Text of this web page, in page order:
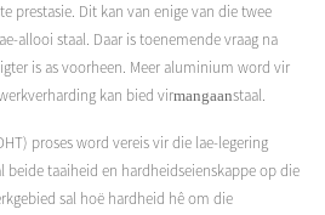
prestasie. Dit kan van enige van die twee
allooi staal. Daar is toenemende vraag na
is as voorheen. Meer aluminium word vir
kan bied virmangaanstaal.
proses word vereis vir die lae-legering
beide taaiheid en hardheidseienskappe op die
sal hoë hardheid hê om die